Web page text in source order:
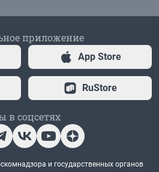
приложение
App Store
RuStore
в соцсетях
и государственных органов